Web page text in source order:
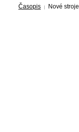
Časopis Nové stroje